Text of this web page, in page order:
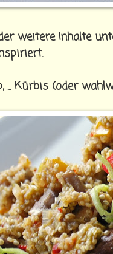
weitere Inhalte
... Kürbis (oder